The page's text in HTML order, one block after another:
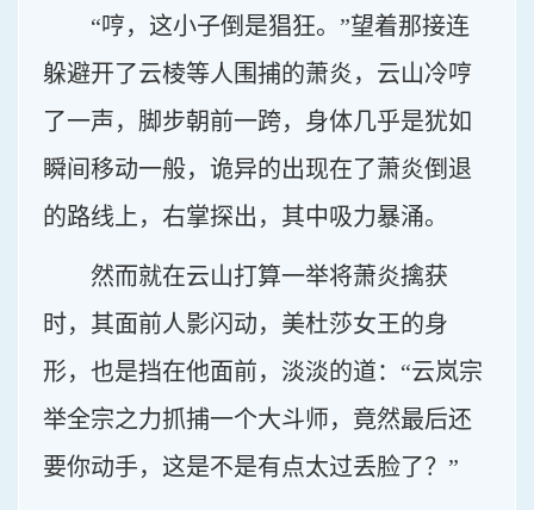
“哼，这小子倒是猖狂。”望着那接连
躲避开了云棱等人围捕的萧炎，云山冷哼
了一声，脚步朝前一跨，身体几乎是犹如
瞬间移动一般，诡异的出现在了萧炎倒退
的路线上，右掌探出，其中吸力暴涌。
然而就在云山打算一举将萧炎擒获
时，其面前人影闪动，美杜莎女王的身
形，也是挡在他面前，淡淡的道：“云岚宗
举全宗之力抓捕一个大斗师，竟然最后还
要你动手，这是不是有点太过丢脸了？”